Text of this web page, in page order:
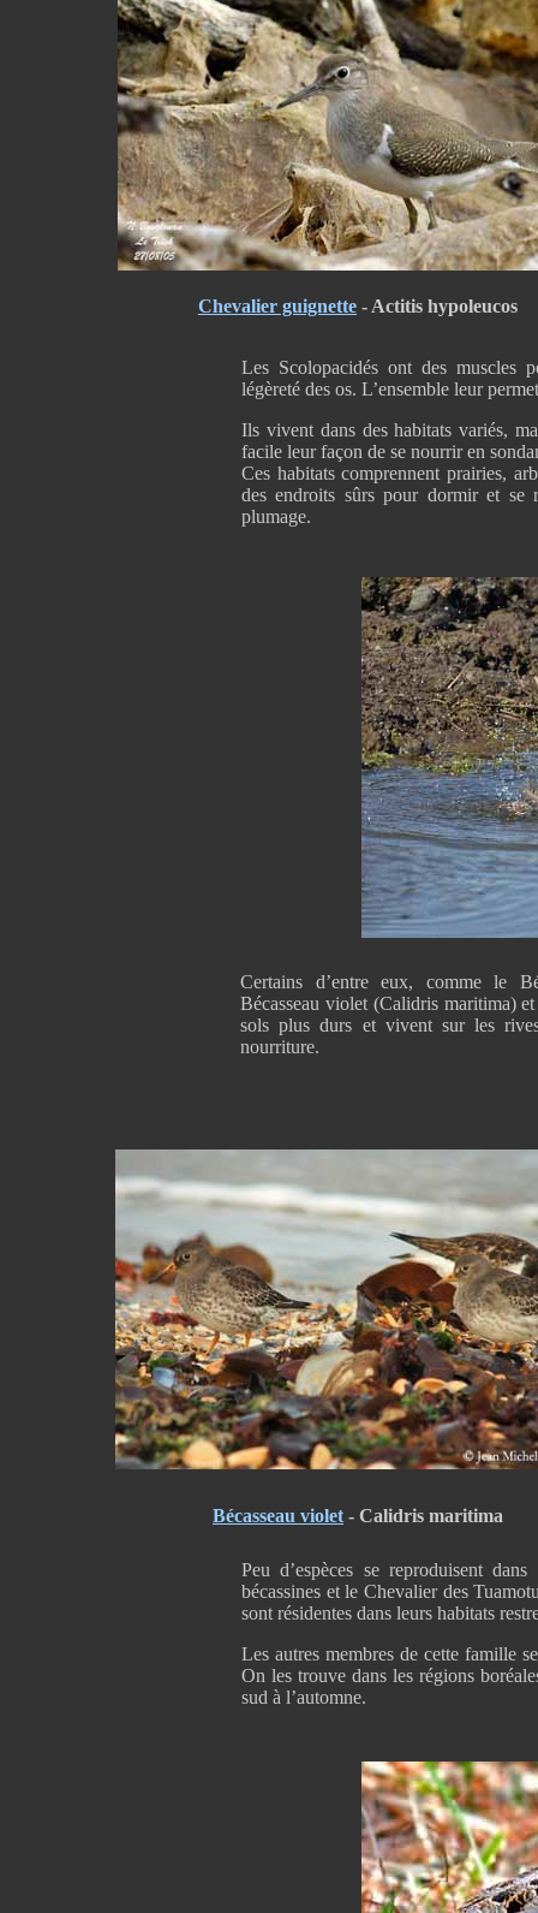
Chevalier guignette - Actitis hypoleucos
Les Scolopacidés ont des muscles
légèreté des os. L’ensemble leur
Ils vivent dans des habitats variés,
facile leur façon de se nourrir en
Ces habitats comprennent prairies,
des endroits sûrs pour dormir et se
plumage.
Certains d’entre eux, comme le
Bécasseau violet (Calidris maritima)
sols plus durs et vivent sur les
nourriture.
Bécasseau violet - Calidris maritima
Peu d’espèces se reproduisent
bécassines et le Chevalier des
sont résidentes dans leurs habitats
Les autres membres de cette famille
On les trouve dans les régions
sud à l’automne.